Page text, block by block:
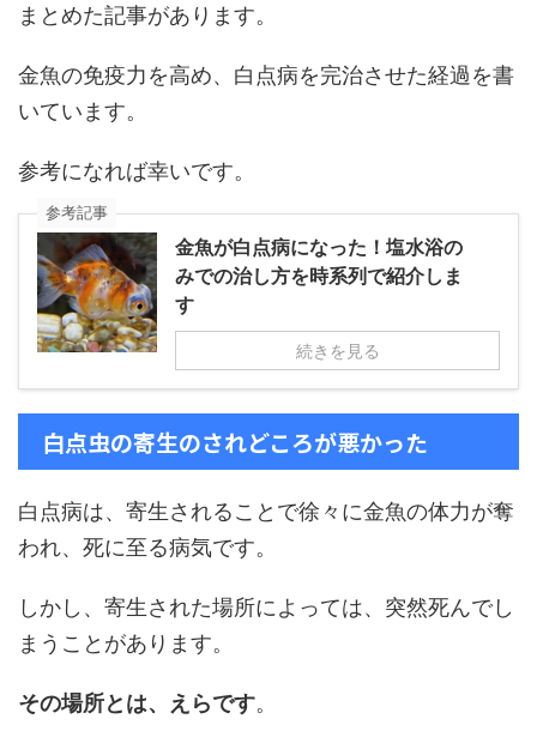
まとめた記事があります。
金魚の免疫力を高め、白点病を完治させた経過を書
いています。
参考になれば幸いです。
参考記事
金魚が白点病になった！塩水浴の
みでの治し方を時系列で紹介しま
す
続きを見る
白点虫の寄生のされどころが悪かった
白点病は、寄生されることで徐々に金魚の体力が奪
われ、死に至る病気です。
しかし、寄生された場所によっては、突然死んでし
まうことがあります。
その場所とは、えらです。